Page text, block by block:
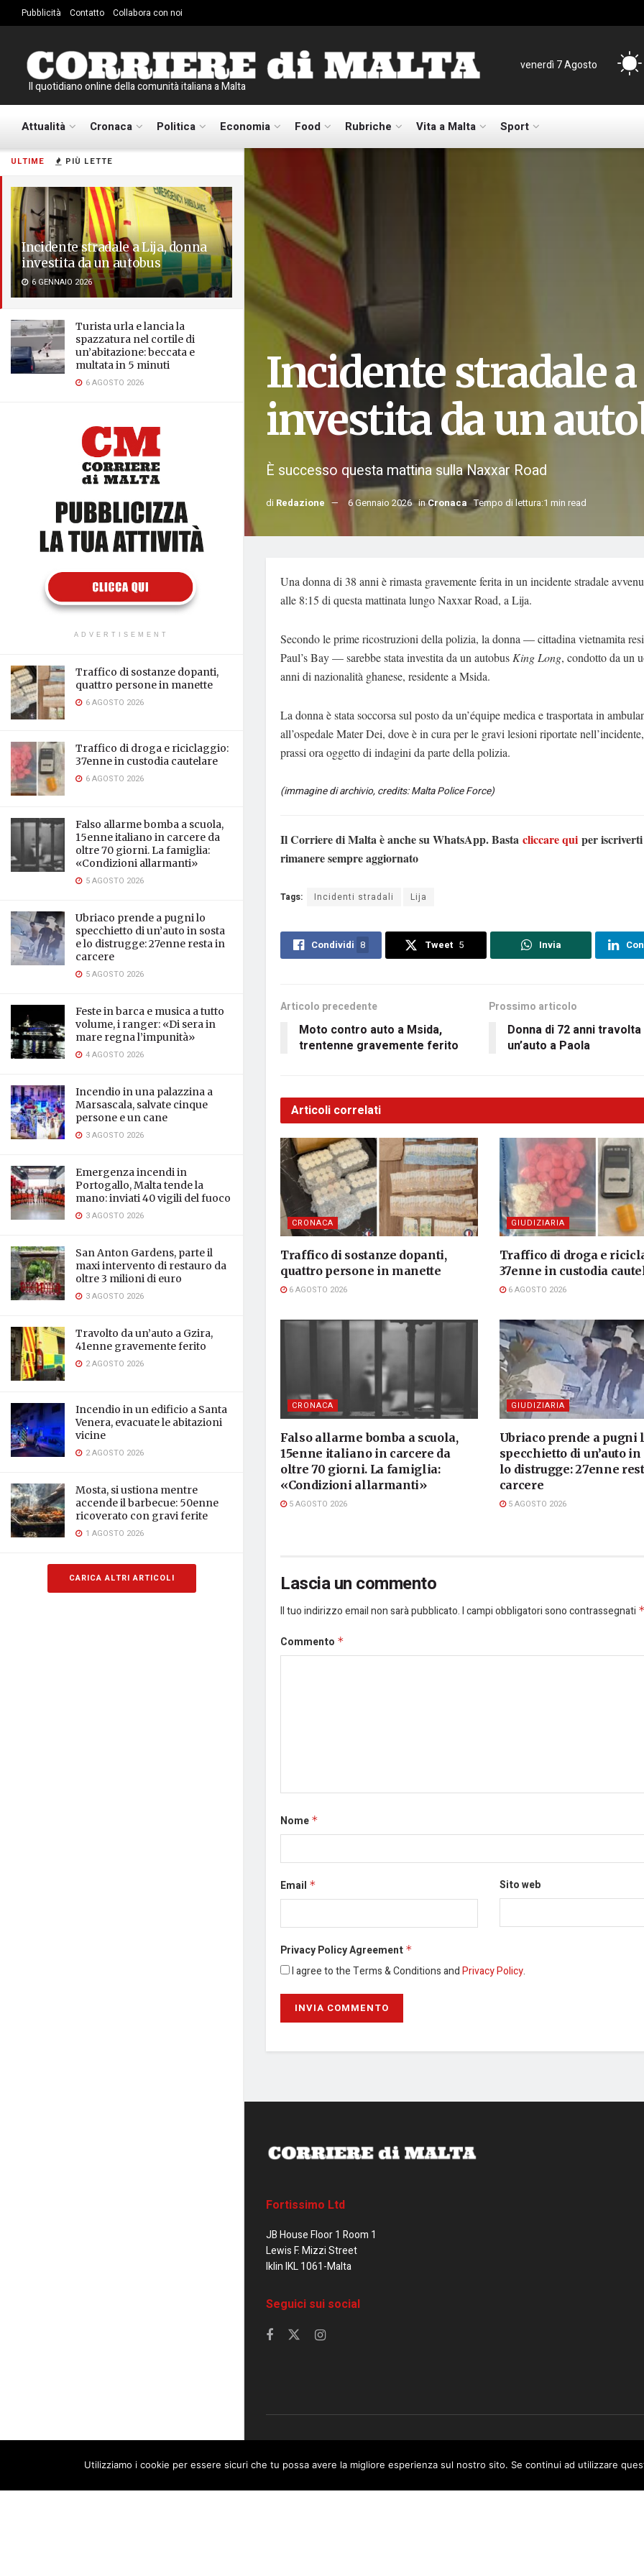
ULTIME PIÙ LETTE
Incidente stradale a Lija, donna
investita da un autobus
6 GENNAIO 2026
Turista urla e lancia la
spazzatura nel cortile di
un’abitazione: beccata e
multata in 5 minuti
6 AGOSTO 2026
ADVERTISEMENT
Traffico di sostanze dopanti,
quattro persone in manette
6 AGOSTO 2026
Traffico di droga e riciclaggio:
37enne in custodia cautelare
6 AGOSTO 2026
Falso allarme bomba a scuola,
15enne italiano in carcere da
oltre 70 giorni. La famiglia:
«Condizioni allarmanti»
5 AGOSTO 2026
Ubriaco prende a pugni lo
specchietto di un’auto in sosta
e lo distrugge: 27enne resta in
carcere
5 AGOSTO 2026
Feste in barca e musica a tutto
volume, i ranger: «Di sera in
mare regna l’impunità»
4 AGOSTO 2026
Incendio in una palazzina a
Marsascala, salvate cinque
persone e un cane
3 AGOSTO 2026
Emergenza incendi in
Portogallo, Malta tende la
mano: inviati 40 vigili del fuoco
3 AGOSTO 2026
San Anton Gardens, parte il
maxi intervento di restauro da
oltre 3 milioni di euro
3 AGOSTO 2026
Travolto da un’auto a Gzira,
41enne gravemente ferito
2 AGOSTO 2026
Incendio in un edificio a Santa
Venera, evacuate le abitazioni
vicine
2 AGOSTO 2026
Mosta, si ustiona mentre
accende il barbecue: 50enne
ricoverato con gravi ferite
1 AGOSTO 2026
CARICA ALTRI ARTICOLI
Pubblicità Contatto Collabora con noi
Il quotidiano online della comunità italiana a Malta
venerdì 7 Agosto
Attualità Cronaca Politica Economia Food Rubriche Vita a Malta Sport
Incidente stradale
investita da un
È successo questa mattina sulla Naxxar Road
di Redazione 6 Gennaio 2026 inCronaca Tempo di lettura:1 min read
Una donna di 38 anni è rimasta gravemente ferita in un incidente stradale
alle 8:15 di questa mattinata lungo Naxxar Road, a Lija.
Secondo le prime ricostruzioni della polizia, la donna — cittadina vietnamita
Paul’s Bay — sarebbe stata investita da un autobus King Long, condotto da un
anni di nazionalità ghanese, residente a Msida.
La donna è stata soccorsa sul posto da un’équipe medica e trasportata in
all’ospedale Mater Dei, dove è in cura per le gravi lesioni riportate
prassi ora oggetto di indagini da parte della polizia.
(immagine di archivio, credits: Malta Police Force)
Il Corriere di Malta è anche su WhatsApp. Basta cliccare qui per
rimanere sempre aggiornato
Tags: Incidenti stradali Lija
Condividi 8 Tweet 5 Invia
Articolo precedente
Moto contro auto a Msida,
trentenne gravemente ferito
Prossimo articolo
Donna di 72 anni travolta
un’auto a Paola
Articoli correlati
CRONACA
Traffico di sostanze dopanti,
quattro persone in manette
6 AGOSTO 2026
GIUDIZIARIA
Traffico di droga e
37enne in custodia
6 AGOSTO 2026
CRONACA
Falso allarme bomba a scuola,
15enne italiano in carcere da
oltre 70 giorni. La famiglia:
«Condizioni allarmanti»
5 AGOSTO 2026
GIUDIZIARIA
Ubriaco prende a pugni
specchietto di un’auto in
lo distrugge: 27enne
carcere
5 AGOSTO 2026
Lascia un commento
Il tuo indirizzo email non sarà pubblicato.I campi obbligatori sono contrassegnati
Commento *
Nome *
Email * Sito web
Privacy Policy Agreement *
I agree to the Terms & Conditions andPrivacy Policy.
Fortissimo Ltd
JB House Floor 1 Room 1
Lewis F. Mizzi Street
Iklin IKL 1061-Malta
Seguici sui social
© 2023 Corriere di Malta / Fortissimo Ltd
This website uses cookies. By continuing to use this website you are giving consent to cookies being used. Visit
Utilizziamo i cookie per essere sicuri che tu possa avere la migliore esperienza sul nostro sito. Se continui ad utilizzare